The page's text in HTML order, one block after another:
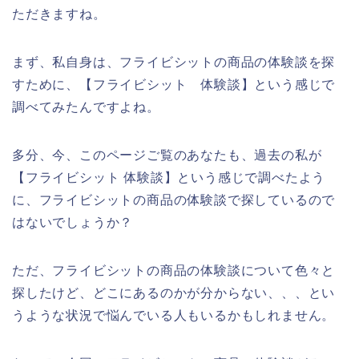
ただきますね。
まず、私自身は、フライビシットの商品の体験談を探
すために、【フライビシット 体験談】という感じで
調べてみたんですよね。
多分、今、このページご覧のあなたも、過去の私が
【フライビシット 体験談】という感じで調べたよう
に、フライビシットの商品の体験談で探しているので
はないでしょうか？
ただ、フライビシットの商品の体験談について色々と
探したけど、どこにあるのかが分からない、、、とい
うような状況で悩んでいる人もいるかもしれません。